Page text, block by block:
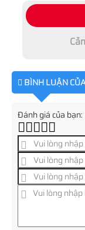
BÌNH LUẬN
Đánh giá của bạn: